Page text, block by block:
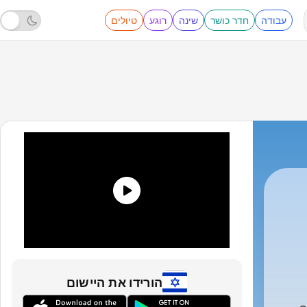
עבודה חדר כושר שינה רוגע טיולים
הורידו את היישום